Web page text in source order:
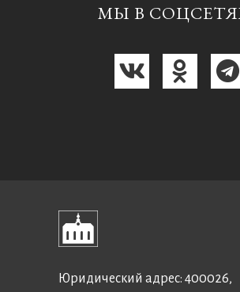
МЫ В
Юридический адрес: 400026,